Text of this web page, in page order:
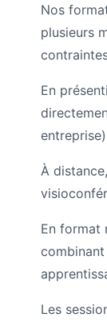
Nos
plusieurs
En
À
En format
Les